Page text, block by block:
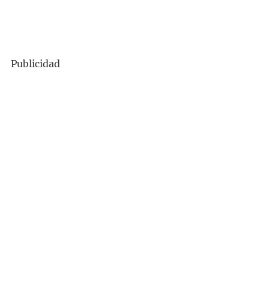
Publicidad